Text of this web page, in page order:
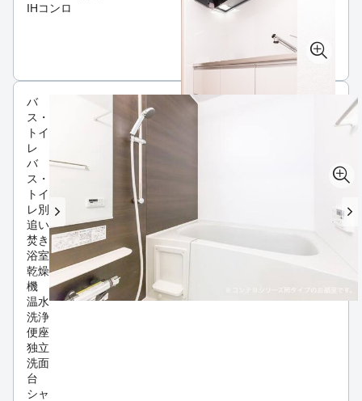
IHコンロ
バ
ス・
トイ
レ
バ
ス・
トイ
レ別
追い
焚き
浴室
乾燥
機
温水
洗浄
便座
独立
洗面
台
シャ